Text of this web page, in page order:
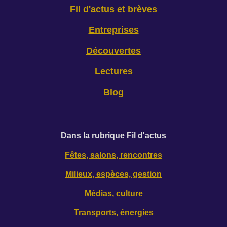
Fil d'actus et brèves
Entreprises
Découvertes
Lectures
Blog
Dans la rubrique Fil d'actus
Fêtes, salons, rencontres
Milieux, espèces, gestion
Médias, culture
Transports, énergies